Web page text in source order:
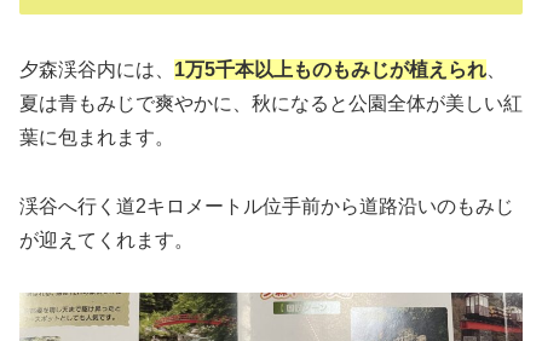
夕森渓谷内には、 1万5千本以上ものもみじが植えられ
夏は青もみじで爽やかに、秋になると公園全体が美しい紅
葉に包まれます。
渓谷へ行く道2キロメートル位手前から道路沿いのもみじ
が迎えてくれます。